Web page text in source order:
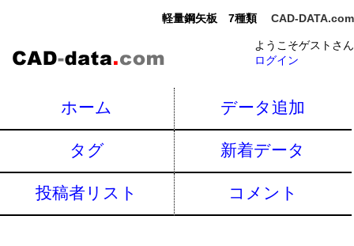
軽量鋼矢板 7種類 CAD-DATA.com
ようこそゲストさん
ログイン
ホーム データ追加
タグ 新着データ
投稿者リスト コメント